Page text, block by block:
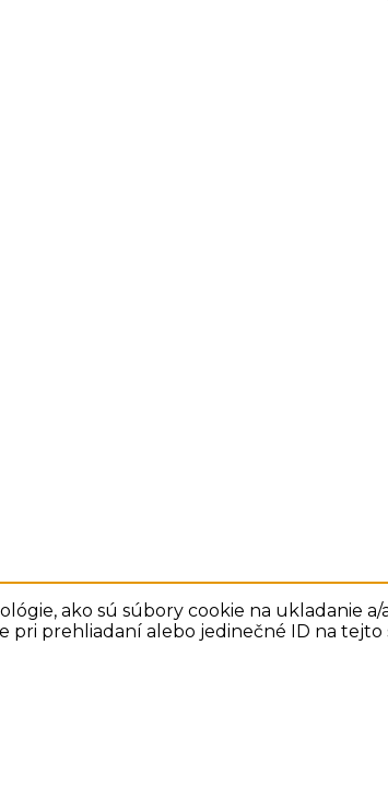
ako sú súbory cookie na ukladanie
prehliadaní alebo jedinečné ID na